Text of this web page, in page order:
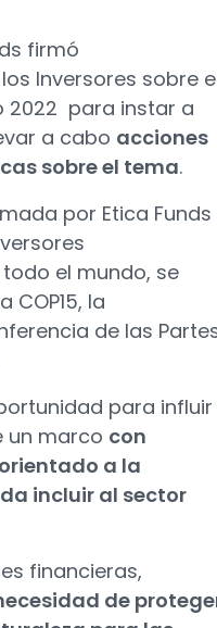
firmó
Inversores sobre
2022 para instar a
a cabo acciones
sobre el tema.
por Etica Funds
el mundo, se
COP15, la
de las
para influir
un marco con
orientado a la
incluir al sector
financieras,
de